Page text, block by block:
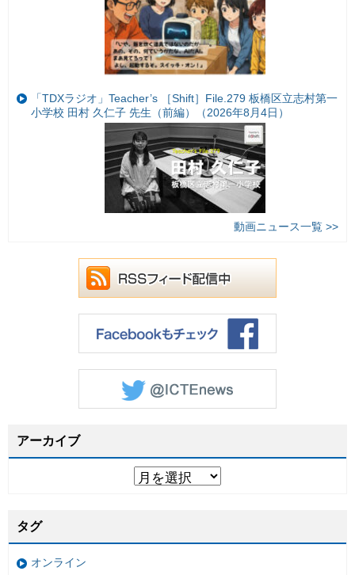
「TDXラジオ」Teacher’s ［Shift］File.279 板橋区立志村第一
小学校 田村 久仁子 先生（前編）（2026年8月4日）
動画ニュース一覧 >>
アーカイブ
タグ
オンライン